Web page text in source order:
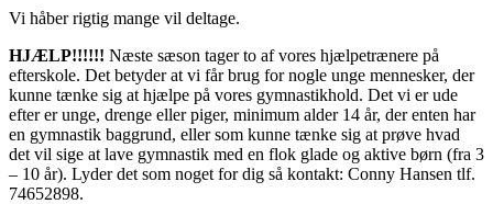
Vi håber rigtig mange vil deltage.
HJÆLP!!!!!! Næste sæson tager to af vores hjælpetrænere på
efterskole. Det betyder at vi får brug for nogle unge mennesker, der
kunne tænke sig at hjælpe på vores gymnastikhold. Det vi er ude
efter er unge, drenge eller piger, minimum alder 14 år, der enten har
en gymnastik baggrund, eller som kunne tænke sig at prøve hvad
det vil sige at lave gymnastik med en flok glade og aktive børn (fra 3
– 10 år). Lyder det som noget for dig så kontakt: Conny Hansen tlf.
74652898.